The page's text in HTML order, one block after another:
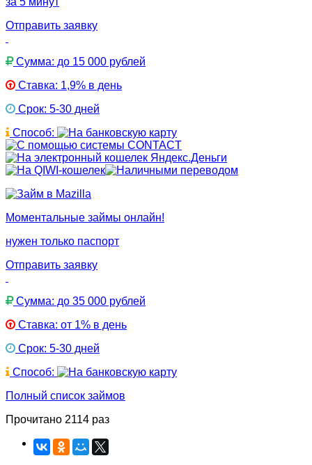
Отправить заявку
Сумма: до 15 000 рублей
Ставка: 1,9% в день
Срок: 5-30 дней
Способ:
Моментальные займы онлайн!
нужен только паспорт
Отправить заявку
Сумма: до 35 000 рублей
Ставка: от 1% в день
Срок: 5-30 дней
Способ:
Полный список займов
Прочитано 2114 раз